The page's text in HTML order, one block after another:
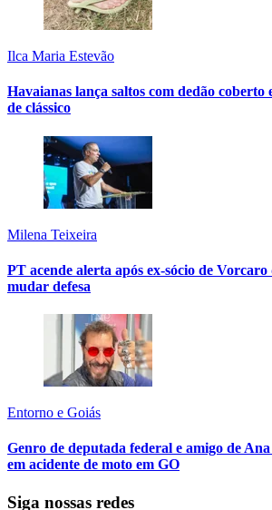
Ilca Maria Estevão
Havaianas lança saltos com dedão coberto
de clássico
Milena Teixeira
PT acende alerta após ex-sócio de
mudar defesa
Entorno e Goiás
Genro de deputada federal e amigo de
em acidente de moto em GO
Siga nossas redes